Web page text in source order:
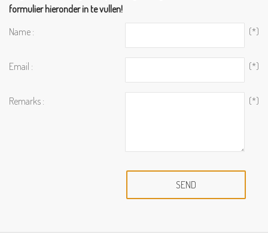
formulier hieronder in te vullen!
Name :
(*)
Email : (*)
Remarks : (*)